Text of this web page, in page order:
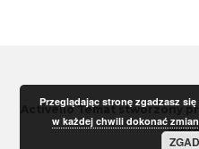
Activello Temat stworzony
Przeglądając stronę zgadzasz
w każdej chwili dokonać